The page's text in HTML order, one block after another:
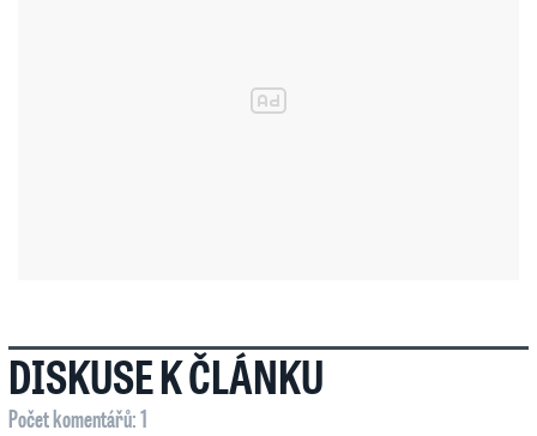
DISKUSE K ČLÁNKU
Počet komentářů: 1